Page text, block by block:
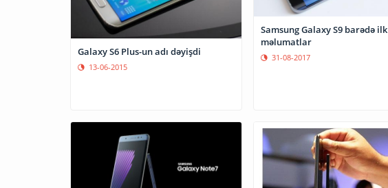
Galaxy S6 Plus-un adı dəyişdi
13-06-2015
Samsung Galaxy S9 barədə ilk
məlumatlar
31-08-2017